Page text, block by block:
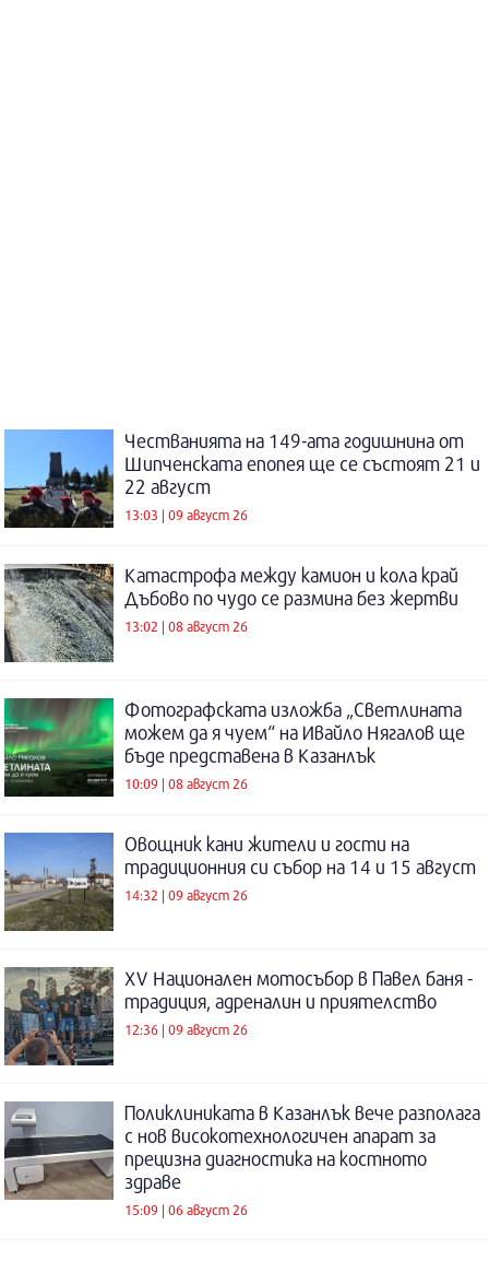
Честванията на 149-ата годишнина от
Шипченската епопея ще се състоят 21 и
22 август
13:03 | 09 август 26
Катастрофа между камион и кола край
Дъбово по чудо се размина без жертви
13:02 | 08 август 26
Фотографската изложба „Светлината
можем да я чуем“ на Ивайло Нягалов ще
бъде представена в Казанлък
10:09 | 08 август 26
Овощник кани жители и гости на
традиционния си събор на 14 и 15 август
14:32 | 09 август 26
XV Национален мотосъбор в Павел баня -
традиция, адреналин и приятелство
12:36 | 09 август 26
Поликлиниката в Казанлък вече разполага
с нов високотехнологичен апарат за
прецизна диагностика на костното
здраве
15:09 | 06 август 26